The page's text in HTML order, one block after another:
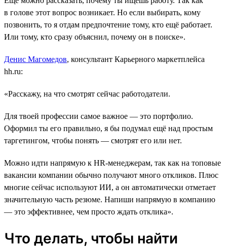
в голове этот вопрос возникает. Но если выбирать, кому
позвонить, то я отдам предпочтение тому, кто ещё работает.
Или тому, кто сразу объяснил, почему он в поиске».
Денис Магомедов, консультант Карьерного маркетплейса
hh.ru:
«Расскажу, на что смотрят сейчас работодатели.
Для твоей профессии самое важное ― это портфолио.
Оформил ты его правильно, я бы подумал ещё над простым
таргетингом, чтобы понять ― смотрят его или нет.
Можно идти напрямую к HR-менеджерам, так как на топовые
вакансии компании обычно получают много откликов. Плюс
многие сейчас используют ИИ, а он автоматически отметает
значительную часть резюме. Напиши напрямую в компанию
― это эффективнее, чем просто ждать отклика».
Что делать, чтобы найти